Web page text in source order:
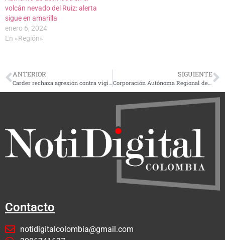
volcán nevado del Ruiz: alerta
sigue en amarilla
enero 6, 2024
En «Región»
ANTERIOR SIGUIENTE
Corporación Autónoma Regional de Risaralda intervino minería ilegal en Quinchía y Guática: nueve capturados
Contacto
notidigitalcolombia@gmail.com